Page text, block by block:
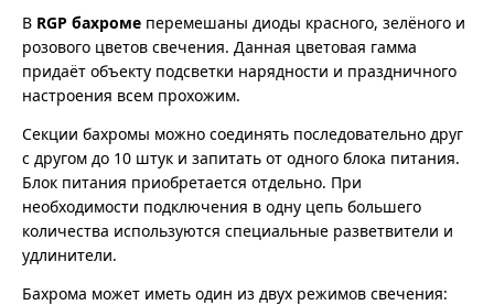
В RGP бахроме перемешаны диоды красного, зелёного и
розового цветов свечения. Данная цветовая гамма
придаёт объекту подсветки нарядности и праздничного
настроения всем прохожим.
Секции бахромы можно соединять последовательно друг
с другом до 10 штук и запитать от одного блока питания.
Блок питания приобретается отдельно. При
необходимости подключения в одну цепь большего
количества используются специальные разветвители и
удлинители.
Бахрома может иметь один из двух режимов свечения: